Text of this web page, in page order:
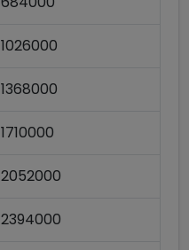
1026000
1368000
1710000
2052000
2394000